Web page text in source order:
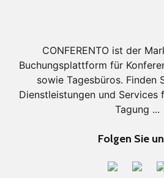
CONFERENTO ist der
Buchungsplattform für
sowie Tagesbüros. Finden
Dienstleistungen und
Tagung ...
Folgen Sie